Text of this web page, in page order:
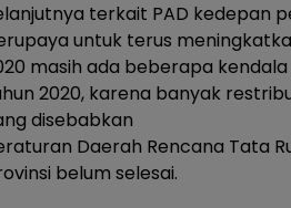
terkait PAD kedepan
untuk terus
masih ada beberapa
2020, karena banyak
disebabkan
Daerah Rencana Tata
belum selesai.